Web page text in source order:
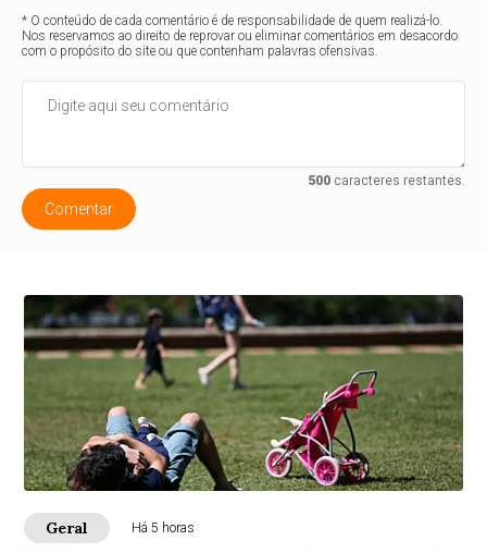
* O conteúdo de cada comentário é de responsabilidade de quem realizá-lo.
Nos reservamos ao direito de reprovar ou eliminar comentários em desacordo
com o propósito do site ou que contenham palavras ofensivas.
500caracteres restantes.
Comentar
Geral Há 5 horas